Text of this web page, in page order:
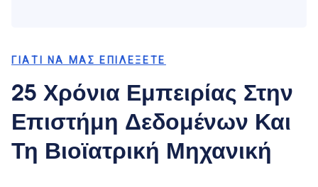
ΓΙΑΤΊ ΝΑ ΜΑΣ ΕΠΙΛΈΞΕΤΕ
25 Χρόνια Εμπειρίας Στην
Επιστήμη Δεδομένων Και
Τη Βιοϊατρική Μηχανική